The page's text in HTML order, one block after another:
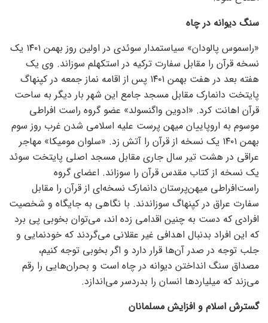
سنگ دیوانه در چاه
«راسموس پالودان» سیاستمدار سوئدی در اولین روز بهمن ۱۴۰۱ یک
نسخه قرآن را مقابل سفارت ترکیه در استکهلم سوزاند. وی یک
هفته بعد در هفت بهمن ۱۴۰۱ پس از اقامه نماز جمعه در کپنهاگ
پایتخت دانمارک مقابل مسجد جامع این شهر بار دیگر به ساحت
قرآن اهانت کرد. «ادوین واگنسولد» عضو گروه راست افراطی
موسوم به اروپاییان میهن پرست علیه اسلامی شدن غرب روز سوم
بهمن ۱۴۰۱ یک نسخه از قرآن را آتش زد. «سلوان مومیکا» مهاجر
عراقی در هشت تیر سال جاری مقابل مسجد اصلی پایتخت سوئد
یک نسخه از کتاب مقدس قرآن را سوزاند. اعضای گروه
راست‌افراطی میهن‌پرستان دانمارک نسخه‌ای از قرآن را مقابل
سفارت عراق در کپنهاگ سوزاندند. با نگاهی به جایگاه و شخصیت
افرادی که دست به چنین اقدامی زده اند، می‌توان بخوبی پی برد
که این افراد بدنبال اهدافی غیر عقلانی می‌گردند که خودنمایی و
جلب توجه در صدر آن‌ها قرار دارد و اگر بخوبی توجه کنیم،
مصداق سنگ انداختن دیوانه در چاه است و بحران‌هایی را رقم
می‌زند که میلیارد‌ها انسان را بدردسر می‌اندازد.
گسترش اسلام و افزایش مسلمانان